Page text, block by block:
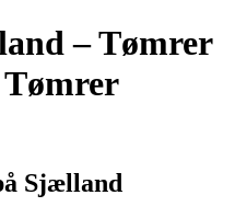
– Tømrer
Sjælland